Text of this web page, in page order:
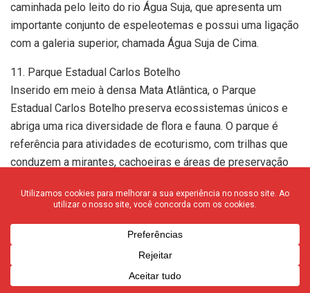
caminhada pelo leito do rio Água Suja, que apresenta um
importante conjunto de espeleotemas e possui uma ligação
com a galeria superior, chamada Água Suja de Cima.
11. Parque Estadual Carlos Botelho
Inserido em meio à densa Mata Atlântica, o Parque
Estadual Carlos Botelho preserva ecossistemas únicos e
abriga uma rica diversidade de flora e fauna. O parque é
referência para atividades de ecoturismo, com trilhas que
conduzem a mirantes, cachoeiras e áreas de preservação
Município: Miracatu
Endereço de Visitação: Estrada das Águas, s/n
Bairro: Área de Preservação
Distância de São Paulo: 204km